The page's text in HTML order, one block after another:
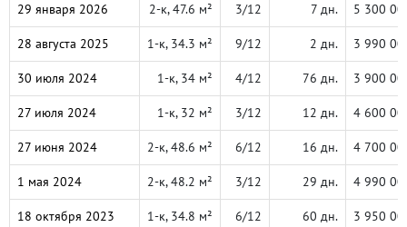
29 января 2026 2-к, 47.6 м² 3/12 7 дн. 5 300
28 августа 2025 1-к, 34.3 м² 9/12 2 дн. 3 990
30 июля 2024 1-к, 34 м² 4/12 76 дн. 3 900
27 июля 2024 1-к, 32 м² 3/12 12 дн. 4 600
27 июня 2024 2-к, 48.6 м² 6/12 16 дн. 4 700
1 мая 2024 2-к, 48.2 м² 3/12 29 дн. 4 990
18 октября 2023 1-к, 34.8 м² 6/12 60 дн. 3 950